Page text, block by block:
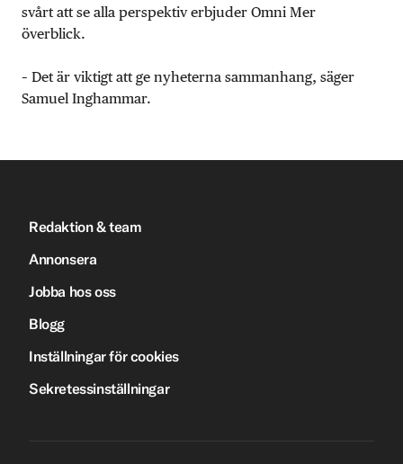
svårt att se alla perspektiv erbjuder Omni Mer
överblick.
– Det är viktigt att ge nyheterna sammanhang, säger
Samuel Inghammar.
Redaktion & team
Annonsera
Jobba hos oss
Blogg
Inställningar för cookies
Sekretessinställningar